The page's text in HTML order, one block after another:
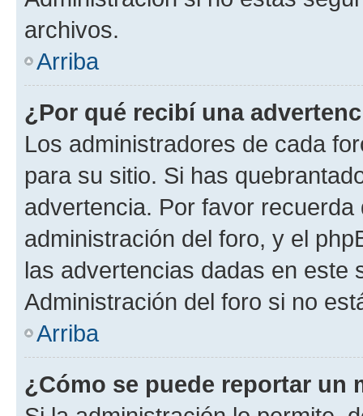
archivos.
Arriba
¿Por qué recibí una
Los administradores de cada
para su sitio. Si has
advertencia. Por favor
administración del foro, y el
las advertencias dadas en este
Administración del foro si no
Arriba
¿Cómo se puede reportar un